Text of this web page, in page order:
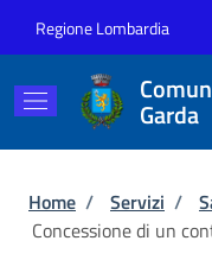
Regione Lombardia
Garda
Briciole di
Home / Servizi /
Concessione di un